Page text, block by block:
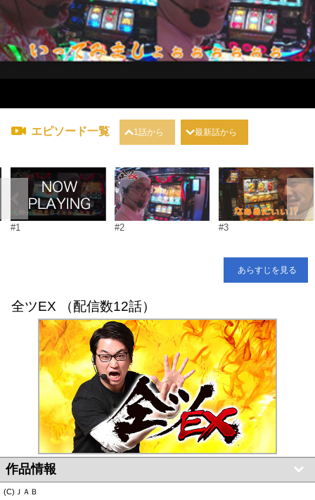
エピソード一覧 1話から 最新話から
#1 #2 #3
あらすじを見る
全ツEX （配信数12話）
作品情報
(C)ＪＡＢ